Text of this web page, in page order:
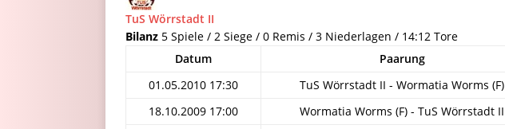
TuS Wörrstadt II
Bilanz 5 Spiele / 2 Siege / 0 Remis / 3 Niederlagen / 14:12 Tore
Datum
Paarung
01.05.2010 17:30
TuS Wörrstadt II - Wormatia Worms (F)
18.10.2009 17:00
Wormatia Worms (F) - TuS Wörrstadt II